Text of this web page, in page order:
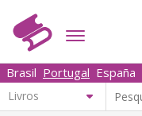
Brasil Portugal España